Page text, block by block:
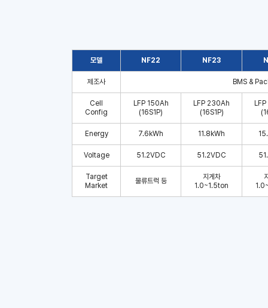
모델 NF22 NF23
제조사 BMS &
Cell
Config
LFP 150Ah
(16S1P)
LFP 230Ah
(16S1P)
Energy 7.6kWh 11.8kWh
Voltage 51.2VDC 51.2VDC
Target
Market
물류트럭 등
지게차
1.0~1.5ton